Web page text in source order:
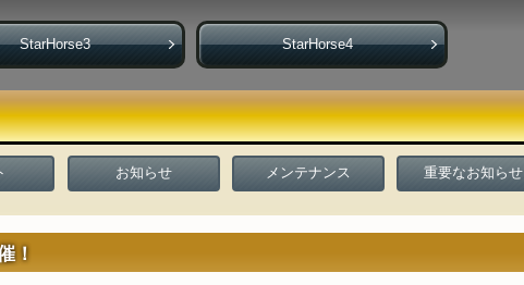
StarHorse3 StarHorse4
お知らせ メンテナンス 重要なお知らせ
！